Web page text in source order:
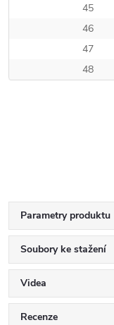
45
46
47
48
Parametry produktu
Soubory ke stažení
Videa
Recenze